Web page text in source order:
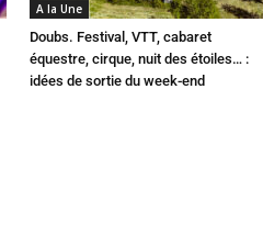
A la Une
Doubs. Festival, VTT, cabaret
équestre, cirque, nuit des étoiles… :
idées de sortie du week-end